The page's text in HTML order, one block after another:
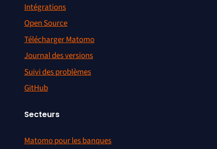
Intégrations
Open Source
Télécharger Matomo
Journal des versions
Suivi des problèmes
GitHub
Secteurs
Matomo pour les banques